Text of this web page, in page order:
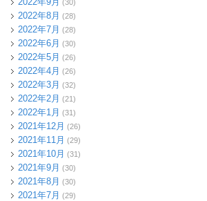
(30)
2022年8月 (28)
2022年7月 (28)
2022年6月 (30)
2022年5月 (26)
2022年4月 (26)
2022年3月 (32)
2022年2月 (21)
2022年1月 (31)
2021年12月 (26)
2021年11月 (29)
2021年10月 (31)
2021年9月 (30)
2021年8月 (30)
2021年7月 (29)